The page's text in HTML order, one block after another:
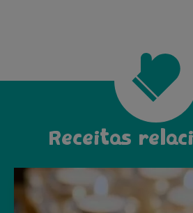
Receitas